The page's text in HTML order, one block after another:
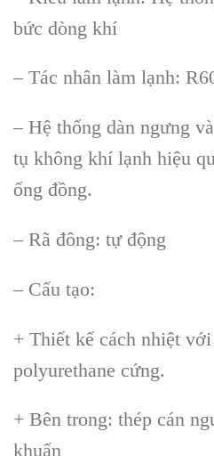
bức dòng khí
– Tác nhân làm lạnh:
– Hệ thống dàn ngưng
tụ không khí lạnh hiệu
ống đồng.
– Rã đông: tự động
– Cấu tạo:
+ Thiết kế cách nhiệt
polyurethane cứng.
+ Bên trong: thép cán
khuẩn